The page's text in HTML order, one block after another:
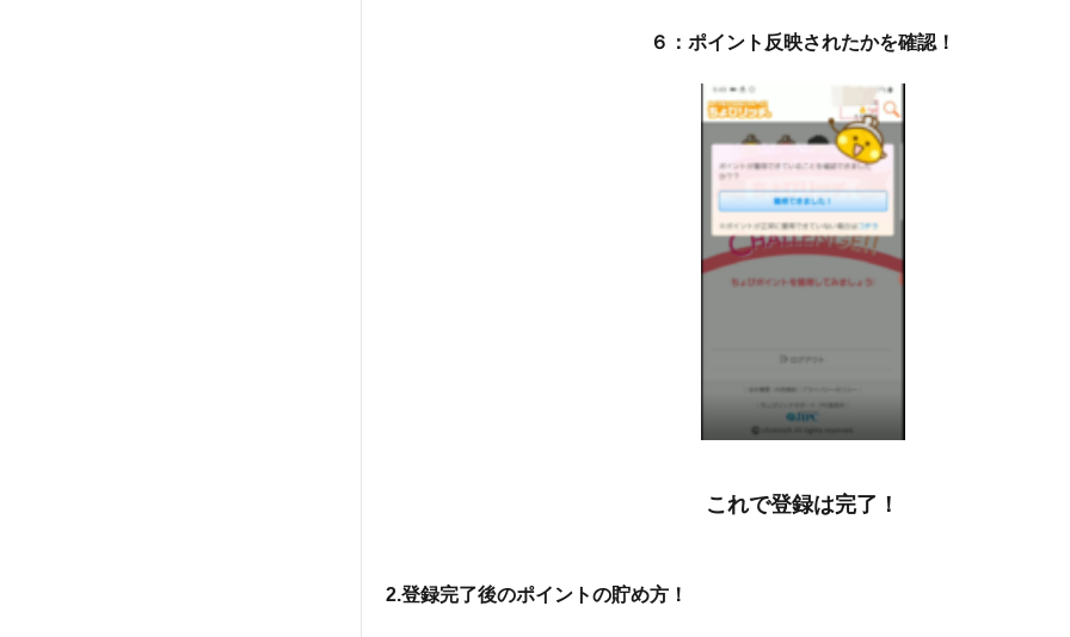
６：ポイント反映されたかを確認！
これで登録は完了！
2.登録完了後のポイントの貯め方！